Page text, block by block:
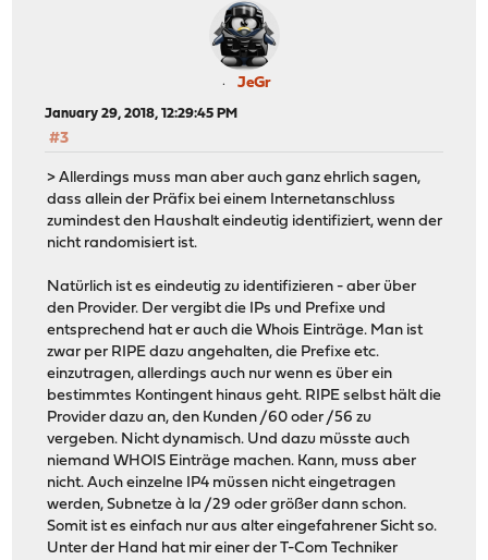
JeGr
January 29, 2018, 12:29:45 PM
#3
> Allerdings muss man aber auch ganz ehrlich sagen,
dass allein der Präfix bei einem Internetanschluss
zumindest den Haushalt eindeutig identifiziert, wenn der
nicht randomisiert ist.
Natürlich ist es eindeutig zu identifizieren - aber über
den Provider. Der vergibt die IPs und Prefixe und
entsprechend hat er auch die Whois Einträge. Man ist
zwar per RIPE dazu angehalten, die Prefixe etc.
einzutragen, allerdings auch nur wenn es über ein
bestimmtes Kontingent hinaus geht. RIPE selbst hält die
Provider dazu an, den Kunden /60 oder /56 zu
vergeben. Nicht dynamisch. Und dazu müsste auch
niemand WHOIS Einträge machen. Kann, muss aber
nicht. Auch einzelne IP4 müssen nicht eingetragen
werden, Subnetze à la /29 oder größer dann schon.
Somit ist es einfach nur aus alter eingefahrener Sicht so.
Unter der Hand hat mir einer der T-Com Techniker